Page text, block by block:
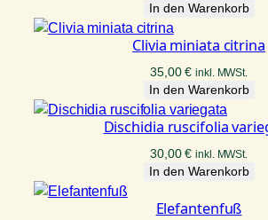
In den Warenkorb
Clivia miniata citrina
35,00€ inkl. MWSt.
In den Warenkorb
Dischidia ruscifolia
30,00€ inkl. MWSt.
In den Warenkorb
Elefantenfuß